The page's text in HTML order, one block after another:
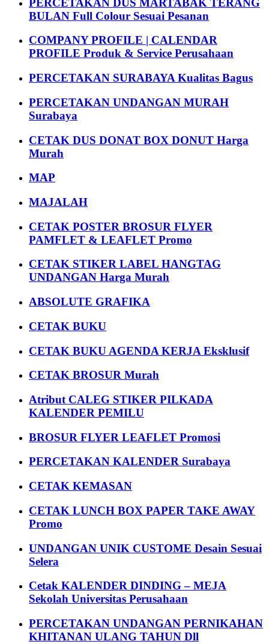
BULAN Full Colour Sesuai Pesanan
COMPANY PROFILE | CALENDAR
PROFILE Produk & Service Perusahaan
PERCETAKAN SURABAYA Kualitas Bagus
PERCETAKAN UNDANGAN MURAH
Surabaya
CETAK DUS DONAT BOX DONUT Harga
Murah
MAP
MAJALAH
CETAK POSTER BROSUR FLYER
PAMFLET & LEAFLET Promo
CETAK STIKER LABEL HANGTAG
UNDANGAN Harga Murah
ABSOLUTE GRAFIKA
CETAK BUKU
CETAK BUKU AGENDA KERJA Eksklusif
CETAK BROSUR Murah
Atribut CALEG STIKER PILKADA
KALENDER PEMILU
BROSUR FLYER LEAFLET Promosi
PERCETAKAN KALENDER Surabaya
CETAK KEMASAN
CETAK LUNCH BOX PAPER TAKE AWAY
Promo
UNDANGAN UNIK CUSTOME Desain Sesuai
Selera
Cetak KALENDER DINDING – MEJA
Sekolah Universitas Perusahaan
PERCETAKAN UNDANGAN PERNIKAHAN
KHITANAN ULANG TAHUN Dll